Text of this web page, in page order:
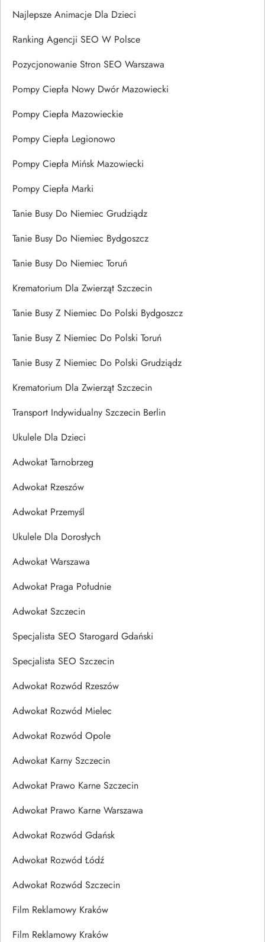
Najlepsze Animacje Dla Dzieci
Ranking Agencji SEO W Polsce
Pozycjonowanie Stron SEO Warszawa
Pompy Ciepła Nowy Dwór Mazowiecki
Pompy Ciepła Mazowieckie
Pompy Ciepła Legionowo
Pompy Ciepła Mińsk Mazowiecki
Pompy Ciepła Marki
Tanie Busy Do Niemiec Grudziądz
Tanie Busy Do Niemiec Bydgoszcz
Tanie Busy Do Niemiec Toruń
Krematorium Dla Zwierząt Szczecin
Tanie Busy Z Niemiec Do Polski Bydgoszcz
Tanie Busy Z Niemiec Do Polski Toruń
Tanie Busy Z Niemiec Do Polski Grudziądz
Krematorium Dla Zwierząt Szczecin
Transport Indywidualny Szczecin Berlin
Ukulele Dla Dzieci
Adwokat Tarnobrzeg
Adwokat Rzeszów
Adwokat Przemyśl
Ukulele Dla Dorosłych
Adwokat Warszawa
Adwokat Praga Południe
Adwokat Szczecin
Specjalista SEO Starogard Gdański
Specjalista SEO Szczecin
Adwokat Rozwód Rzeszów
Adwokat Rozwód Mielec
Adwokat Rozwód Opole
Adwokat Karny Szczecin
Adwokat Prawo Karne Szczecin
Adwokat Prawo Karne Warszawa
Adwokat Rozwód Gdańsk
Adwokat Rozwód Łódź
Adwokat Rozwód Szczecin
Film Reklamowy Kraków
Film Reklamowy Kraków